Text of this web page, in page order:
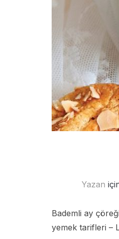
Yazan
Bademli ay
yemek tarifleri –